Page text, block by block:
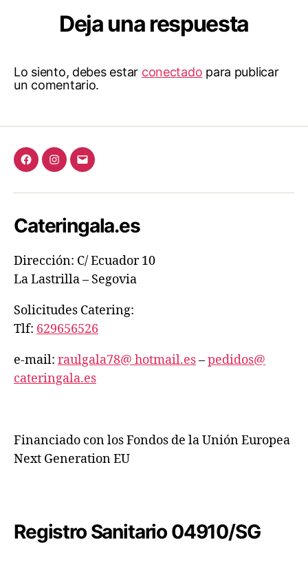
Deja una respuesta
Lo siento, debes estar conectado para publicar
un comentario.
Cateringala.es
Dirección: C/ Ecuador 10
La Lastrilla – Segovia
Solicitudes Catering:
Tlf: 629656526
e-mail: raulgala78@ hotmail.es–pedidos@
cateringala.es
Financiado con los Fondos de la Unión Europea
Next Generation EU
Registro Sanitario 04910/SG